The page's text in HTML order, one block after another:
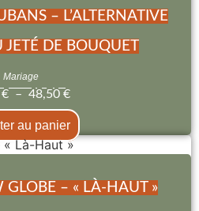
– L’ALTERNATIVE
JETÉ DE BOUQUET
Mariage
€ – 48,50 €
au panier
GLOBE – « LÀ-HAUT »